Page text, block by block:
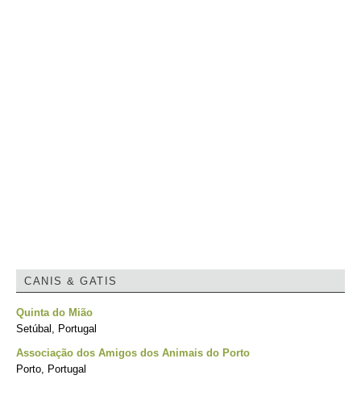
CANIS & GATIS
Quinta do Mião
Setúbal, Portugal
Associação dos Amigos dos Animais do Porto
Porto, Portugal